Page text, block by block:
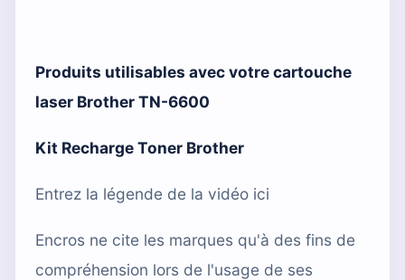
Produits utilisables avec votre cartouche
laser Brother TN-6600
Kit Recharge Toner Brother
Entrez la légende de la vidéo ici
Encros ne cite les marques qu'à des fins de
compréhension lors de l'usage de ses